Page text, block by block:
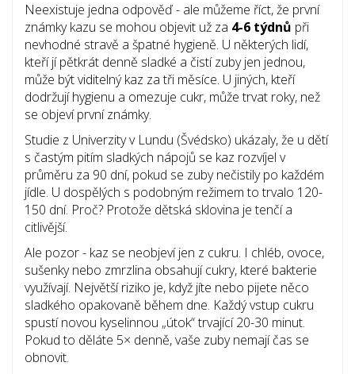
Neexistuje jedna odpověď - ale můžeme říct, že první
známky kazu se mohou objevit už za 4-6 týdnů při
nevhodné stravě a špatné hygieně. U některých lidí,
kteří jí pětkrát denně sladké a čistí zuby jen jednou,
může být viditelný kaz za tři měsíce. U jiných, kteří
dodržují hygienu a omezuje cukr, může trvat roky, než
se objeví první známky.
Studie z Univerzity v Lundu (Švédsko) ukázaly, že u dětí
s častým pitím sladkých nápojů se kaz rozvíjel v
průměru za 90 dní, pokud se zuby nečistily po každém
jídle. U dospělých s podobným režimem to trvalo 120-
150 dní. Proč? Protože dětská sklovina je tenčí a
citlivější.
Ale pozor - kaz se neobjeví jen z cukru. I chléb, ovoce,
sušenky nebo zmrzlina obsahují cukry, které bakterie
využívají. Největší riziko je, když jíte nebo pijete něco
sladkého opakovaně během dne. Každý vstup cukru
spustí novou kyselinnou „útok“ trvající 20-30 minut.
Pokud to děláte 5× denně, vaše zuby nemají čas se
obnovit.